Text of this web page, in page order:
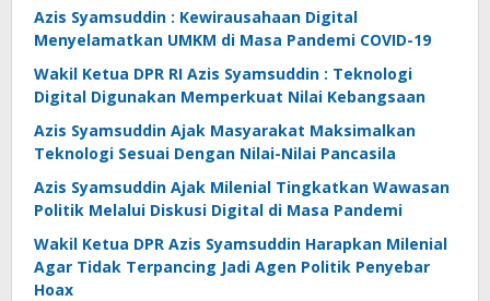
Azis Syamsuddin : Kewirausahaan Digital
Menyelamatkan UMKM di Masa Pandemi COVID-19
Wakil Ketua DPR RI Azis Syamsuddin : Teknologi
Digital Digunakan Memperkuat Nilai Kebangsaan
Azis Syamsuddin Ajak Masyarakat Maksimalkan
Teknologi Sesuai Dengan Nilai-Nilai Pancasila
Azis Syamsuddin Ajak Milenial Tingkatkan Wawasan
Politik Melalui Diskusi Digital di Masa Pandemi
Wakil Ketua DPR Azis Syamsuddin Harapkan Milenial
Agar Tidak Terpancing Jadi Agen Politik Penyebar
Hoax